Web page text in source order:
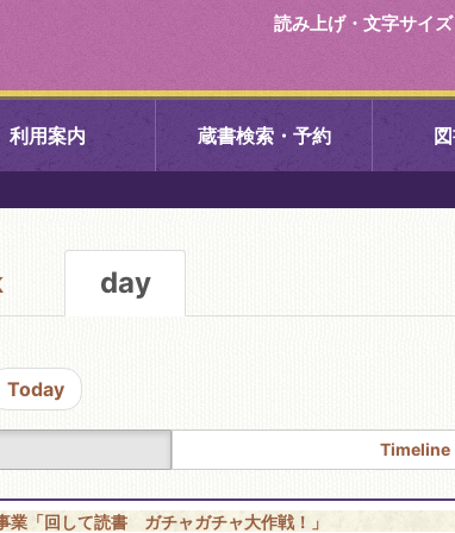
読み上げ・文字サイ
利用案内 蔵書検索・予約
図書館 右京中央図書館
館
ふれあいセンター図
図書館 久我のもり図書館
day
Today
Timeline
業「回して読書 ガチャガチャ大作戦！」